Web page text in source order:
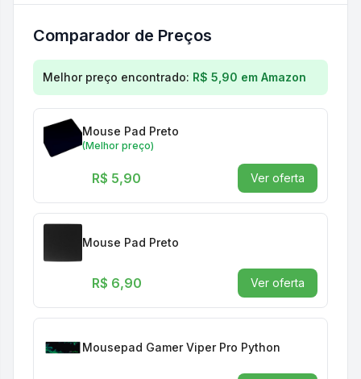
Comparador de Preços
Comparação de preços para Mouse Pad Dev -
Melhor preço encontrado: R$ 5,90 em Amazon
Mouse Pad Preto
(Melhor preço)
R$ 5,90 Ver oferta
Mouse Pad Preto
R$ 6,90 Ver oferta
Mousepad Gamer Viper Pro Python